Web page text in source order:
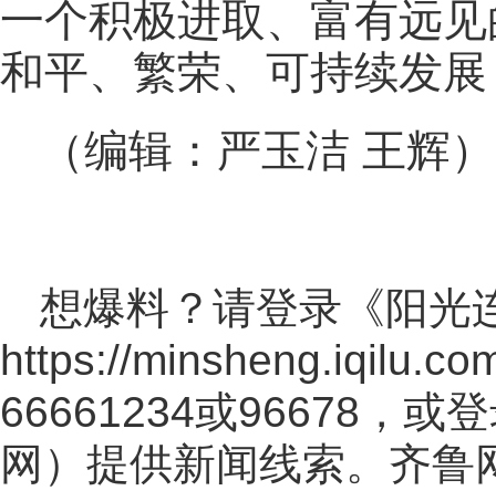
一个积极进取、富有远
和平、繁荣、可持续发
（编辑：严玉洁 王辉）
想爆料？请登录《阳光
https://
66661234或96678，或
网 ）提供新闻线索。齐鲁